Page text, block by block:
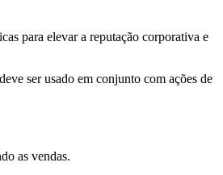
para elevar a reputação corporativa e
ser usado em conjunto com ações de
as vendas.